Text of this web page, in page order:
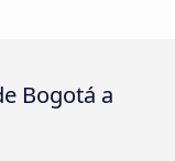
Bogotá a